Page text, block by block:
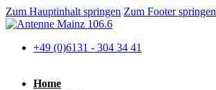
Zum Hauptinhalt springen Zum Footer springen
+49 (0)6131 - 304 34 41
Home